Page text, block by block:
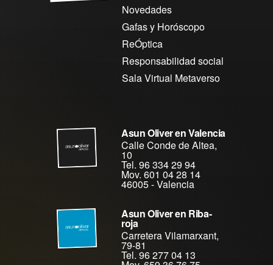
Novedades
Gafas y Horóscopo
ReÓptica
Responsabilidad social
Sala Virtual Metaverso
Asun Oliver en Valencia
Calle Conde de Altea,
10
Tel. 96 334 29 94
Mov. 601 04 28 14
46005-Valencia
Asun Oliver en Riba-
roja
Carretera Vilamarxant,
79-81
Tel. 96 277 04 13